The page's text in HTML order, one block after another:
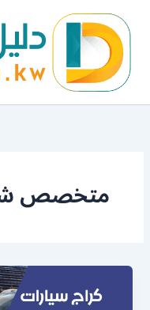
المحتوى
متخصص